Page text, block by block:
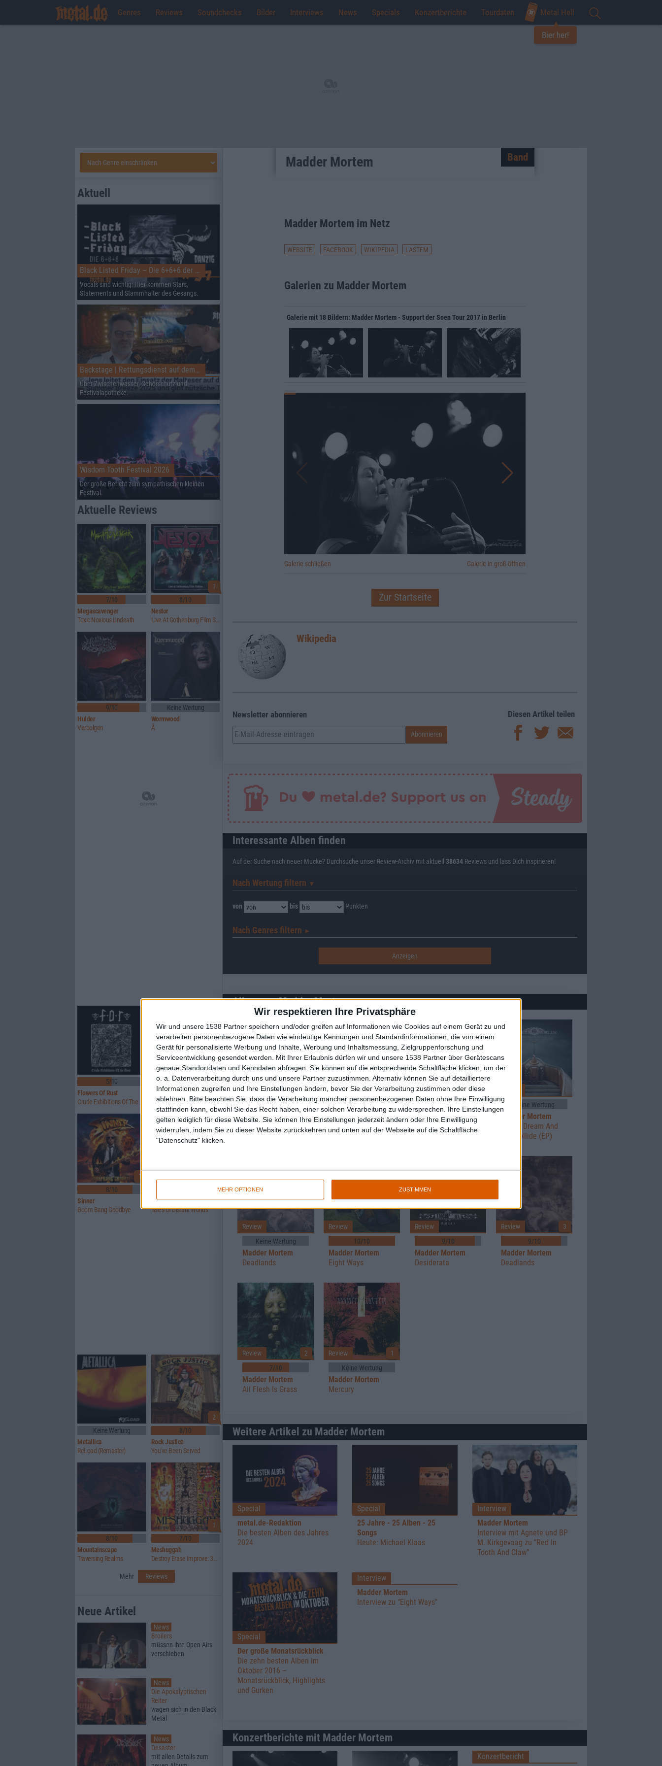
Wir respektieren Ihre Privatsphäre
Wir und unsere 1538 Partner speichern und/oder greifen auf Informationen wie Cookies auf einem Gerät zu und
verarbeiten personenbezogene Daten wie eindeutige Kennungen und Standardinformationen, die von einem
Gerät für personalisierte Werbung und Inhalte, Werbung und Inhaltsmessung, Zielgruppenforschung und
Serviceentwicklung gesendet werden.
Mit Ihrer Erlaubnis dürfen wir und unsere 1538 Partner über Gerätescans
genaue Standortdaten und Kenndaten abfragen. Sie können auf die entsprechende Schaltfläche klicken, um der
o. a. Datenverarbeitung durch uns und unsere Partner zuzustimmen. Alternativ können Sie auf detailliertere
Informationen zugreifen und Ihre Einstellungen ändern, bevor Sie der Verarbeitung zustimmen oder diese
ablehnen.
Bitte beachten Sie, dass die Verarbeitung mancher personenbezogenen Daten ohne Ihre Einwilligung
stattfinden kann, obwohl Sie das Recht haben, einer solchen Verarbeitung zu widersprechen. Ihre Einstellungen
gelten lediglich für diese Website. Sie können Ihre Einstellungen jederzeit ändern oder Ihre Einwilligung
widerrufen, indem Sie zu dieser Website zurückkehren und unten auf der Webseite auf die Schaltfläche
"Datenschutz" klicken.
MEHR OPTIONEN ZUSTIMMEN
Genres Reviews Soundchecks Bilder Interviews News Specials Konzertberichte Tourdaten Metal Hell
Bier her!
Madder Mortem Band
Madder Mortem im Netz
WEBSITE FACEBOOK WIKIPEDIA LASTFM
Galerien zu Madder Mortem
Galerie mit 18 Bildern: Madder Mortem - Support der Soen Tour 2017 in Berlin
Galerie schließen Galerie in groß öffnen
Zur Startseite
Wikipedia
Newsletter abonnieren Diesen Artikel teilen
Interessante Alben finden
Auf der Suche nach neuer Mucke? Durchsuche unser Review-Archiv mit aktuell 38634 Reviews und lass Dich inspirieren!
Nach Wertung filtern ▼︎
von bis Punkten
Nach Genres filtern ►︎
Alben von Madder Mortem
9/10
Review
Madder Mortem
2
Old Eyes, New Heart
9/10
Review
Madder Mortem
Marrow
10/10
Review
Madder Mortem
4
Red In Tooth And
Keine Wertung
Madder Mortem
Where Dream And
Day Collide (EP)
Keine Wertung
Review
Madder Mortem
Deadlands
10/10
Review
Madder Mortem
Eight Ways
9/10
Review
Madder Mortem
Desiderata
9/10
Review
Madder Mortem
3
Deadlands
7/10
Review
Madder Mortem
2
All Flesh Is Grass
Keine Wertung
Review
Madder Mortem
1
Mercury
Weitere Artikel zu Madder Mortem
Special
metal.de-Redaktion
Die besten Alben des Jahres
2024
Special
25 Jahre - 25 Alben - 25
Songs
Heute: Michael Klaas
Interview
Madder Mortem
Interview mit Agnete und BP
M. Kirkgevaag zu "Red In
Tooth And Claw"
Special
Der große Monatsrückblick
Die zehn besten Alben im
Oktober 2016 –
Monatsrückblick, Highlights
und Gurken
Interview
Madder Mortem
Interview zu "Eight Ways"
Konzertberichte mit Madder Mortem
Konzertbericht
Aktuell
Black Listed Friday – Die 6+6+6 der Woche
Vocals sind wichtig: Hier kommen Stars,
Statements und Stammhalter des Gesangs.
Backstage | Rettungsdienst auf dem Summer Breeze
Über Zwischenwasser, Gehörschutz und
Festivalapotheke.
Wisdom Tooth Festival 2026
Der große Bericht zum sympathischen kleinen
Festival.
Aktuelle Reviews
7/10
Megascavenger
Toxic Noxious Undeath
1
8/10
Nestor
Live At Gothenburg Film Studios
9/10
Hulder
Verbolgen
Keine Wertung
Wormwood
Å
5/10
Flowers Of Rust
8/10
Xandria
Eclipse
1
8/10
Sinner
Boom Bang Goodbye
Crusade Of Bards
Tales Of Distant Worlds
Keine Wertung
Metallica
ReLoad (Remaster)
2
8/10
Rock Justice
You've Been Served
8/10
Mountainscape
Traversing Realms
1
7/10
Meshuggah
Destroy Erase Improve: 30th Anniversary Edition
Mehr Reviews
Neue Artikel
News
Broilers
müssen ihre Open Airs
verschieben
News
Die Apokalyptischen
Reiter
wagen sich in den Black
Metal
News
Desaster
mit allen Details zum